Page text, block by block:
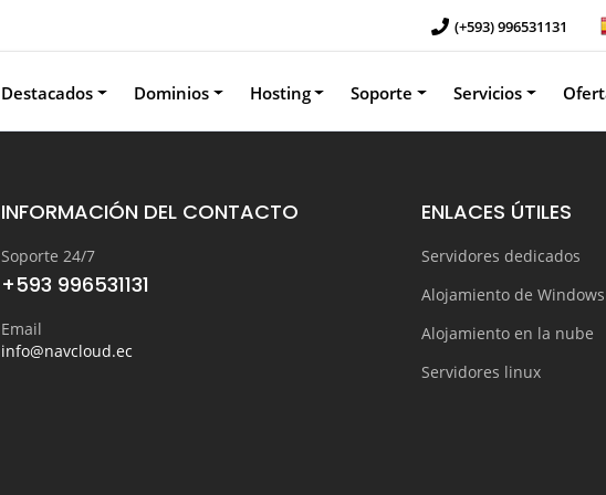
(+593) 996531131
Destacados Dominios Hosting Soporte Servicios
INFORMACIÓN DEL CONTACTO
Soporte 24/7
+593 996531131
Email
info@navcloud.ec
ENLACES ÚTILES
Servidores dedicados
Alojamiento de Windows
Alojamiento en la nube
Servidores linux